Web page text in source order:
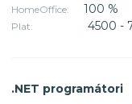
HomeOffice: 100 %
Plat: 4500 -
.NET programátori